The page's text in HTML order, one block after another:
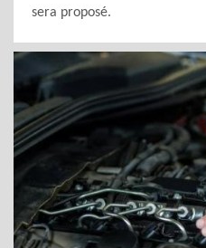
sera proposé.